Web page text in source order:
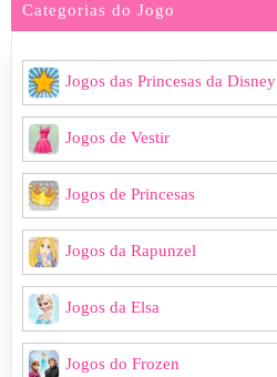
Categorias do Jogo
Jogos das Princesas da Disney
Jogos de Vestir
Jogos de Princesas
Jogos da Rapunzel
Jogos da Elsa
Jogos do Frozen